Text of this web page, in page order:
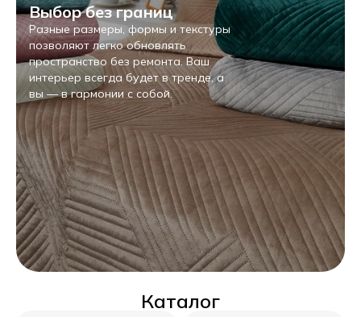
Выбор без границ
Разные размеры, формы и текстуры
позволяют легко обновлять
пространство без ремонта. Ваш
интерьер всегда будет в тренде, а
вы — в гармонии с собой.
Каталог